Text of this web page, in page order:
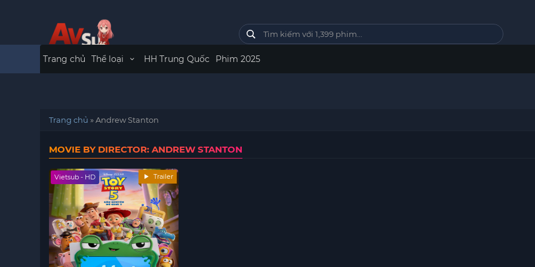
Trang chủ Thể loại HH Trung Quốc Phim 2025
Trang chủ »Andrew Stanton
MOVIE BY DIRECTOR: ANDREW STANTON
Vietsub - HD Trailer